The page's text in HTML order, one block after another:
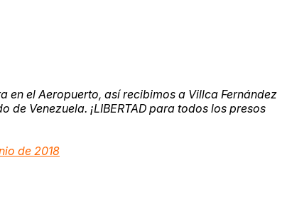
en el Aeropuerto, así recibimos a Villca Fernández
de Venezuela. ¡LIBERTAD para todos los presos
de 2018